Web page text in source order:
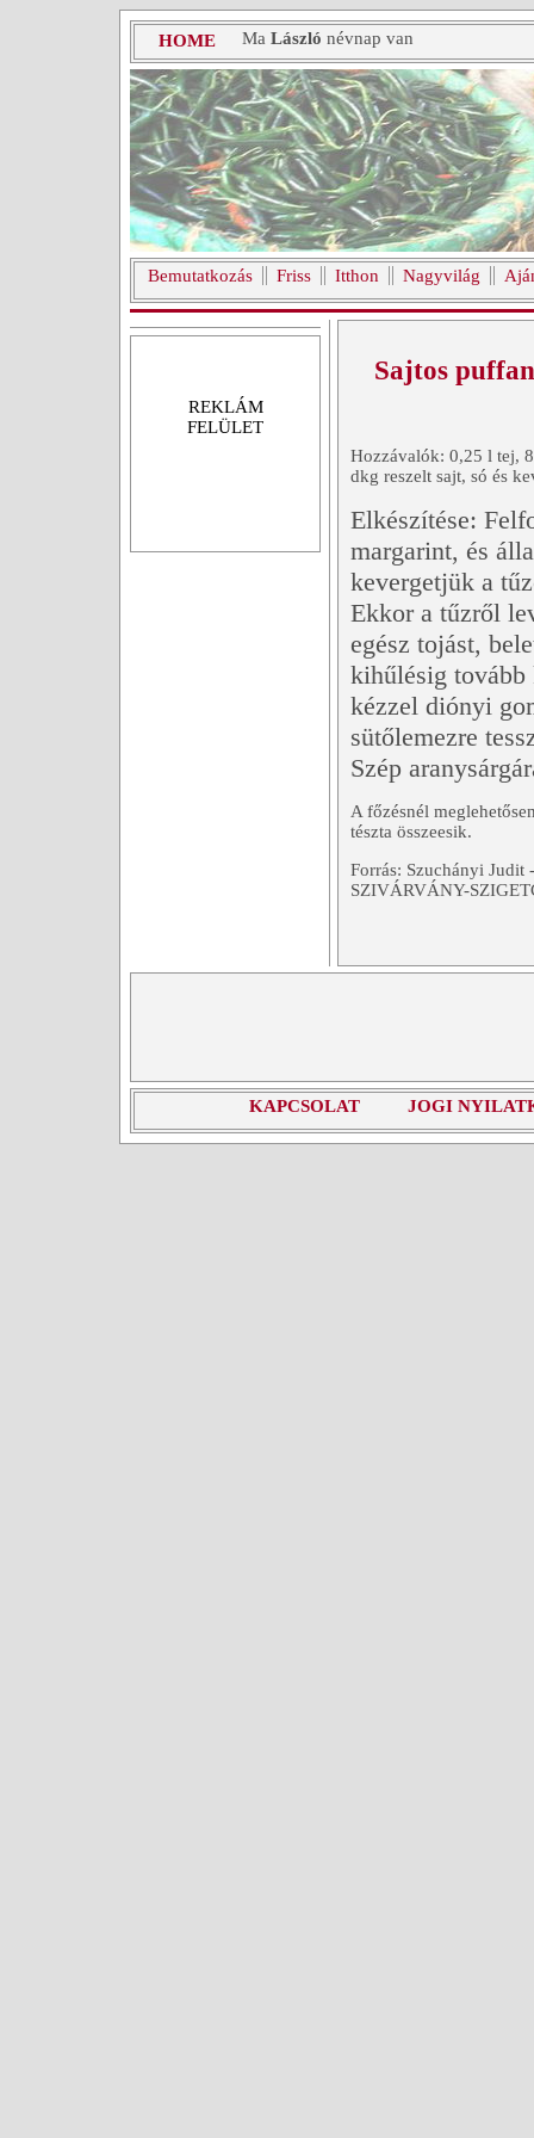
HOME Ma László névnap van
Bemutatkozás Friss Itthon Nagyvilág
REKLÁM
FELÜLET
Sajtos
Hozzávalók: 0,25 l tej,
dkg reszelt sajt, só és
Elkészítése:
margarint, és
kevergetjük a
Ekkor a tűzről
egész tojást,
kihűlésig tovább
kézzel diónyi
sütőlemezre
Szép
A főzésnél
tészta összeesik.
Forrás: Szuchányi Judit
SZIVÁRVÁNY-
KAPCSOLAT JOGI